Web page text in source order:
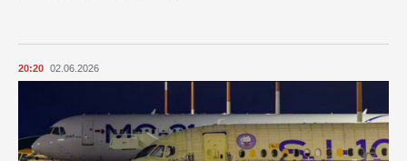
20:20 02.06.2026